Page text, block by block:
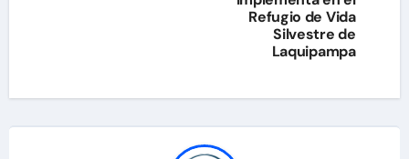
Refugio de Vida
Silvestre de
Laquipampa